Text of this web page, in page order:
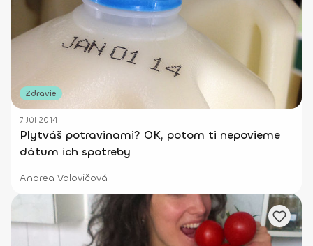
Zdravie
7 Júl 2014
Plytváš potravinami? OK, potom ti nepovieme
dátum ich spotreby
Andrea Valovičová